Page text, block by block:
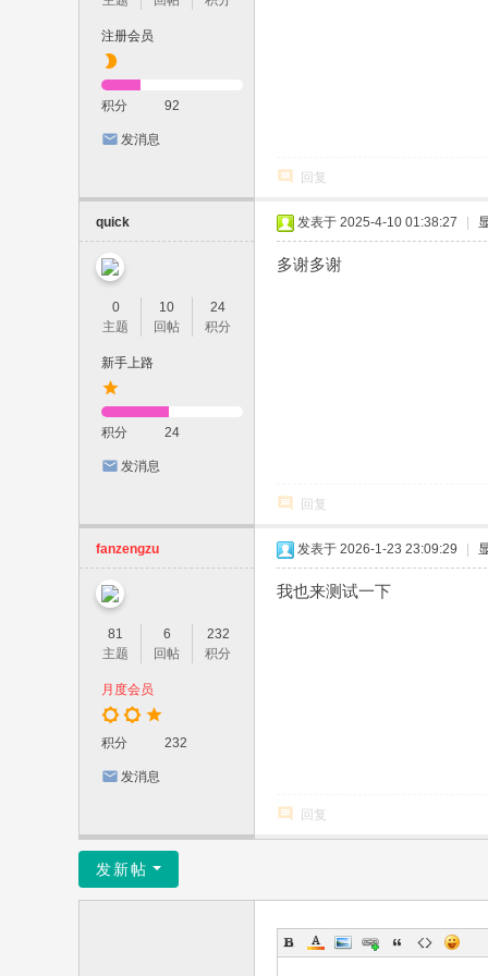
注册会员
积分 92
发消息
回复
quick
0
主题
10
回帖
24
积分
新手上路
积分 24
发消息
发表于 2025-4-10 01:38:27
多谢多谢
回复
fanzengzu
81
主题
6
回帖
232
积分
月度会员
积分 232
发消息
发表于 2026-1-23 23:09:29
我也来测试一下
回复
发新帖